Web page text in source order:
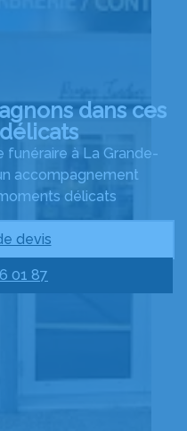
dans ces
funéraire à La Grande-
accompagnement
délicats
devis
01 87